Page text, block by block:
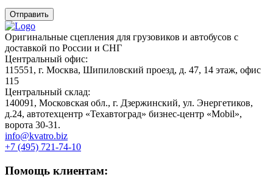
Оригинальные сцепления для грузовиков и автобусов с
доставкой по России и СНГ
Центральный офис:
115551, г. Москва, Шипиловский проезд, д. 47, 14 этаж, офис
115
Центральный склад:
140091, Московская обл., г. Дзержинский, ул. Энергетиков,
д.24, автотехцентр «Техавтоград» бизнес-центр «Mobil»,
ворота 30-31.
info@kvatro.biz
+7 (495) 721-74-10
Помощь клиентам: